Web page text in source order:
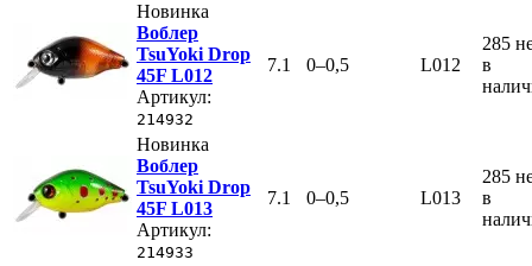
Новинка
Воблер
TsuYoki Drop
45F L012
Артикул:
214932
7.1 0–0,5 L012
285
в
Новинка
Воблер
TsuYoki Drop
45F L013
Артикул:
214933
7.1 0–0,5 L013
285
в